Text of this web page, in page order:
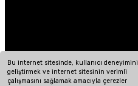
Bu internet sitesinde, kullanıcı deneyimini
geliştirmek ve internet sitesinin verimli
çalışmasını sağlamak amacıyla çerezler